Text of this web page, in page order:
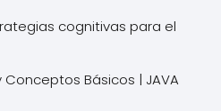
cognitivas para el
Básicos | JAVA